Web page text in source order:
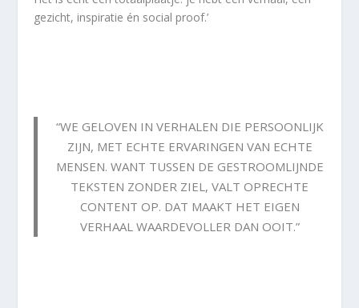
gezicht, inspiratie én social proof.’
“WE GELOVEN IN VERHALEN DIE PERSOONLIJK
ZIJN, MET ECHTE ERVARINGEN VAN ECHTE
MENSEN. WANT TUSSEN DE GESTROOMLIJNDE
TEKSTEN ZONDER ZIEL, VALT OPRECHTE
CONTENT OP. DAT MAAKT HET EIGEN
VERHAAL WAARDEVOLLER DAN OOIT.”